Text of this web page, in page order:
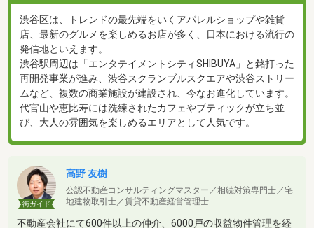
渋谷区は、トレンドの最先端をいくアパレルショップや雑貨
店、最新のグルメを楽しめるお店が多く、日本における流行の
発信地といえます。
渋谷駅周辺は「エンタテイメントシティSHIBUYA」と銘打った
再開発事業が進み、渋谷スクランブルスクエアや渋谷ストリー
ムなど、複数の商業施設が建設され、今なお進化しています。
代官山や恵比寿には洗練されたカフェやブティックが立ち並
び、大人の雰囲気を楽しめるエリアとして人気です。
街ガイド
高野 友樹
公認不動産コンサルティングマスター／相続対策専門士／宅
地建物取引士／賃貸不動産経営管理士
不動産会社にて600件以上の仲介、6000戸の収益物件管理を経